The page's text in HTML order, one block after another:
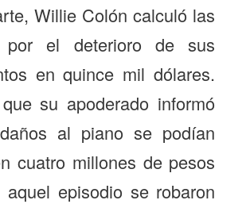
Willie Colón calculó las
por el deterioro de sus
en quince mil dólares.
su apoderado informó
al piano se podían
cuatro millones de pesos
episodio se robaron